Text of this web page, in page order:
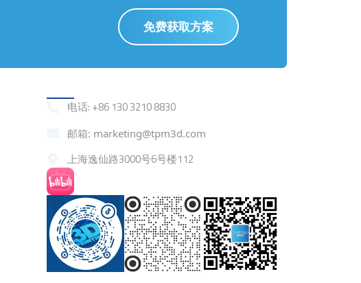
PA6通常是半透明或不远明乳白色结晶形
聚合物。燃烧成蓝底黄火焰，烧植物味。
熔融温度较低，加工性能比其他PA好。
性好，热塑性、轻质、韧性好、耐耐环己
件下使用，具有良好的耐磨性、自润滑性
和耐溶剂性。有较好的消振，降噪能力，
但是吸水率较高，六爷不太适合在潮湿环
境中工作。 TPM3D的尼龙6材料——可
以看到这种材料弯曲和拉伸模量很大，十
分坚固 尼龙11 PA11它是以蓖麻油为原料
合成的长碳链柔软尼龙，与其它尼龙相
比，十一爷具有密度小、强度高、尺寸稳
定性好、化学性能稳定、电绝缘性能优良
优点。和六爷相比十一爷可能身价略高。
TPM3D的一种尼龙11材料可以看到它有
极佳的韧性和延展率，具有较高的冲击强
免费获取方案
电话: +86 130 3210 8830
邮箱: marketing@tpm3d.com
上海逸仙路3000号6号楼112